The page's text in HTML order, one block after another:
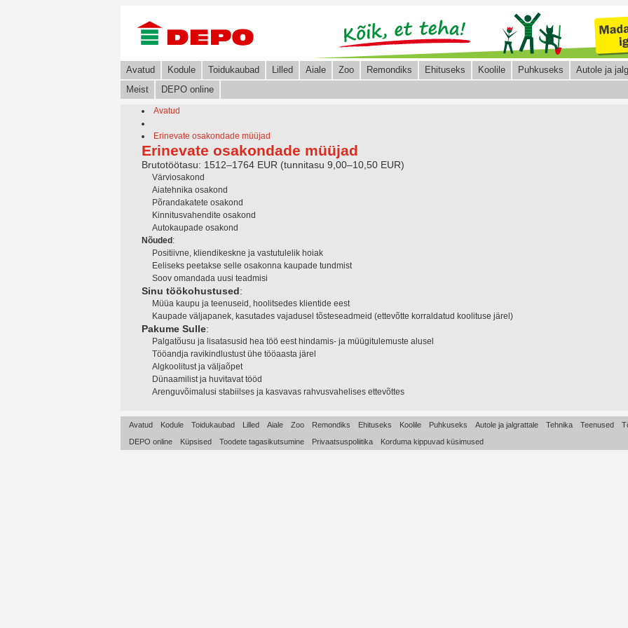
Avatud Kodule Toidukaubad Lilled Aiale Zoo Remondiks Ehituseks Koolile Puhkuseks Autole ja
Meist
DEPO online
Avatud
Erinevate osakondade müüjad
Erinevate osakondade müüjad
Brutotöötasu: 1512–1764 EUR (tunnitasu 9,00–10,50 EUR)
Värviosakond
Aiatehnika osakond
Põrandakatete osakond
Kinnitusvahendite osakond
Autokaupade osakond
Nõuded :
Positiivne, kliendikeskne ja vastutulelik hoiak
Eeliseks peetakse selle osakonna kaupade tundmist
Soov omandada uusi teadmisi
Sinu töökohustused:
Müüa kaupu ja teenuseid, hoolitsedes klientide eest
Kaupade väljapanek, kasutades vajadusel tõsteseadmeid (ettevõtte korraldatud koolituse järel)
Pakume Sulle:
Palgatõusu ja lisatasusid hea töö eest hindamis- ja müügitulemuste alusel
Tööandja ravikindlustust ühe tööaasta järel
Algkoolitust ja väljaõpet
Dünaamilist ja huvitavat tööd
Arenguvõimalusi stabiilses ja kasvavas rahvusvahelises ettevõttes
Avatud Kodule Toidukaubad Lilled Aiale Zoo Remondiks Ehituseks Koolile Puhkuseks Autole ja jalgrattale Tehnika Teenused
DEPO online
Küpsised Toodete tagasikutsumine Privaatsuspoliitika Korduma kippuvad küsimused